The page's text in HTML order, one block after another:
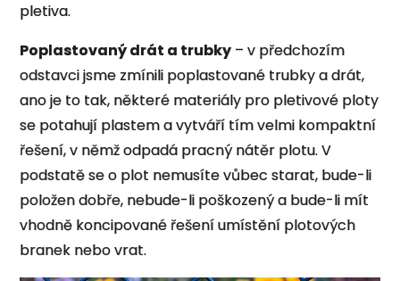
pletiva.
Poplastovaný drát a trubky – v předchozím
odstavci jsme zmínili poplastované trubky a drát,
ano je to tak, některé materiály pro pletivové ploty
se potahují plastem a vytváří tím velmi kompaktní
řešení, v němž odpadá pracný nátěr plotu. V
podstatě se o plot nemusíte vůbec starat, bude-li
položen dobře, nebude-li poškozený a bude-li mít
vhodně koncipované řešení umístění plotových
branek nebo vrat.